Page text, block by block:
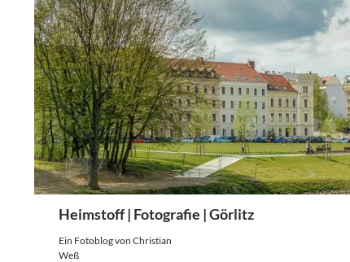
springen
Heimstoff | Fotografie | Görlitz
Ein Fotoblog von Christian
Weß